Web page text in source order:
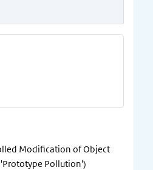
Modification of Object
Pollution')